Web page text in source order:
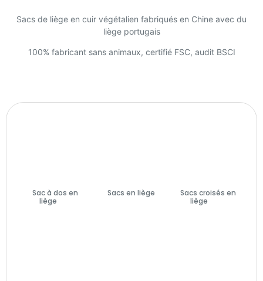
Sacs de liège en cuir végétalien fabriqués en Chine avec du
liège portugais
100% fabricant sans animaux, certifié FSC, audit BSCI
Sac à dos en
liège
Sacs en liège
Sacs croisés en
liège